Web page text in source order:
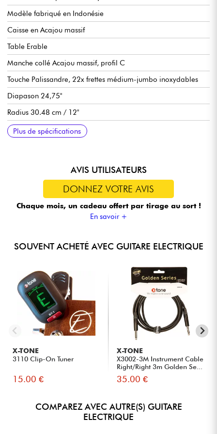
Modèle fabriqué en Indonésie
Caisse en Acajou massif
Table Erable
Manche collé Acajou massif, profil C
Touche Palissandre, 22x frettes médium-jumbo inoxydables
Diapason 24,75"
Radius 30.48 cm / 12"
Largeur manche au sillet 43 mm
Micros double-bobinage LC Standard-2 Humbucker
Volume par micro
Tonalité par micro (push/pull pour coil-split)
Sélecteur micros 3x positions
Chevalet Sire Modern Tune-O-Matic
Cordier Sire Aluminum Stop Bar
Mécaniques Sire Standard
Finition brillant
Plus de spécifications
AVIS UTILISATEURS
DONNEZ VOTRE AVIS
Chaque mois, un cadeau offert par tirage au sort !
En savoir +
SOUVENT ACHETÉ AVEC GUITARE ELECTRIQUE
X-TONE
3110 Clip-On Tuner
15.00 €
X-TONE
X3002-3M Instrument Cable
Right/Right 3m Golden Se...
35.00 €
COMPAREZ AVEC AUTRE(S) GUITARE
ELECTRIQUE